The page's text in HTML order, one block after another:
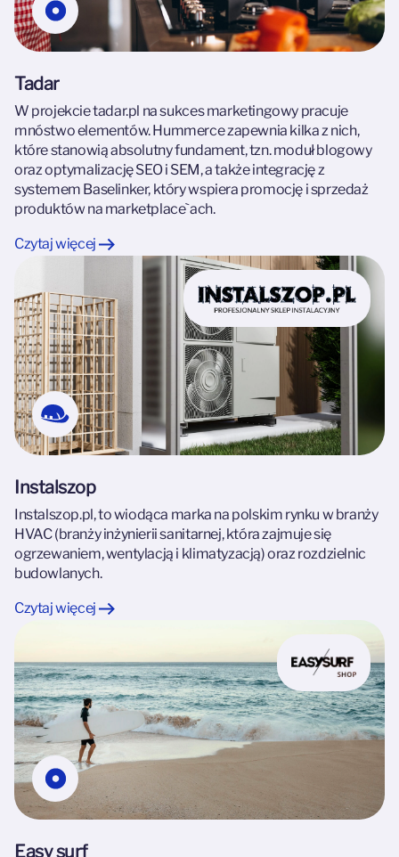
Tadar
W projekcie tadar.pl na sukces marketingowy pracuje
mnóstwo elementów. Hummerce zapewnia kilka z nich,
które stanowią absolutny fundament, tzn. moduł blogowy
oraz optymalizację SEO i SEM, a także integrację z
systemem Baselinker, który wspiera promocję i sprzedaż
produktów na marketplace`ach.
Czytaj więcej
Instalszop
Instalszop.pl, to wiodąca marka na polskim rynku w branży
HVAC (branży inżynierii sanitarnej, która zajmuje się
ogrzewaniem, wentylacją i klimatyzacją) oraz rozdzielnic
budowlanych.
Czytaj więcej
Easy surf